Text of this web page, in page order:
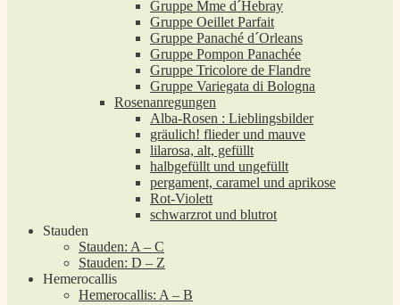
Gruppe Mme d´Hebray
Gruppe Oeillet Parfait
Gruppe Panaché d´Orleans
Gruppe Pompon Panachée
Gruppe Tricolore de Flandre
Gruppe Variegata di Bologna
Rosenanregungen
Alba-Rosen : Lieblingsbilder
gräulich! flieder und mauve
lilarosa, alt, gefüllt
halbgefüllt und ungefüllt
pergament, caramel und aprikose
Rot-Violett
schwarzrot und blutrot
Stauden
Stauden: A – C
Stauden: D – Z
Hemerocallis
Hemerocallis: A – B